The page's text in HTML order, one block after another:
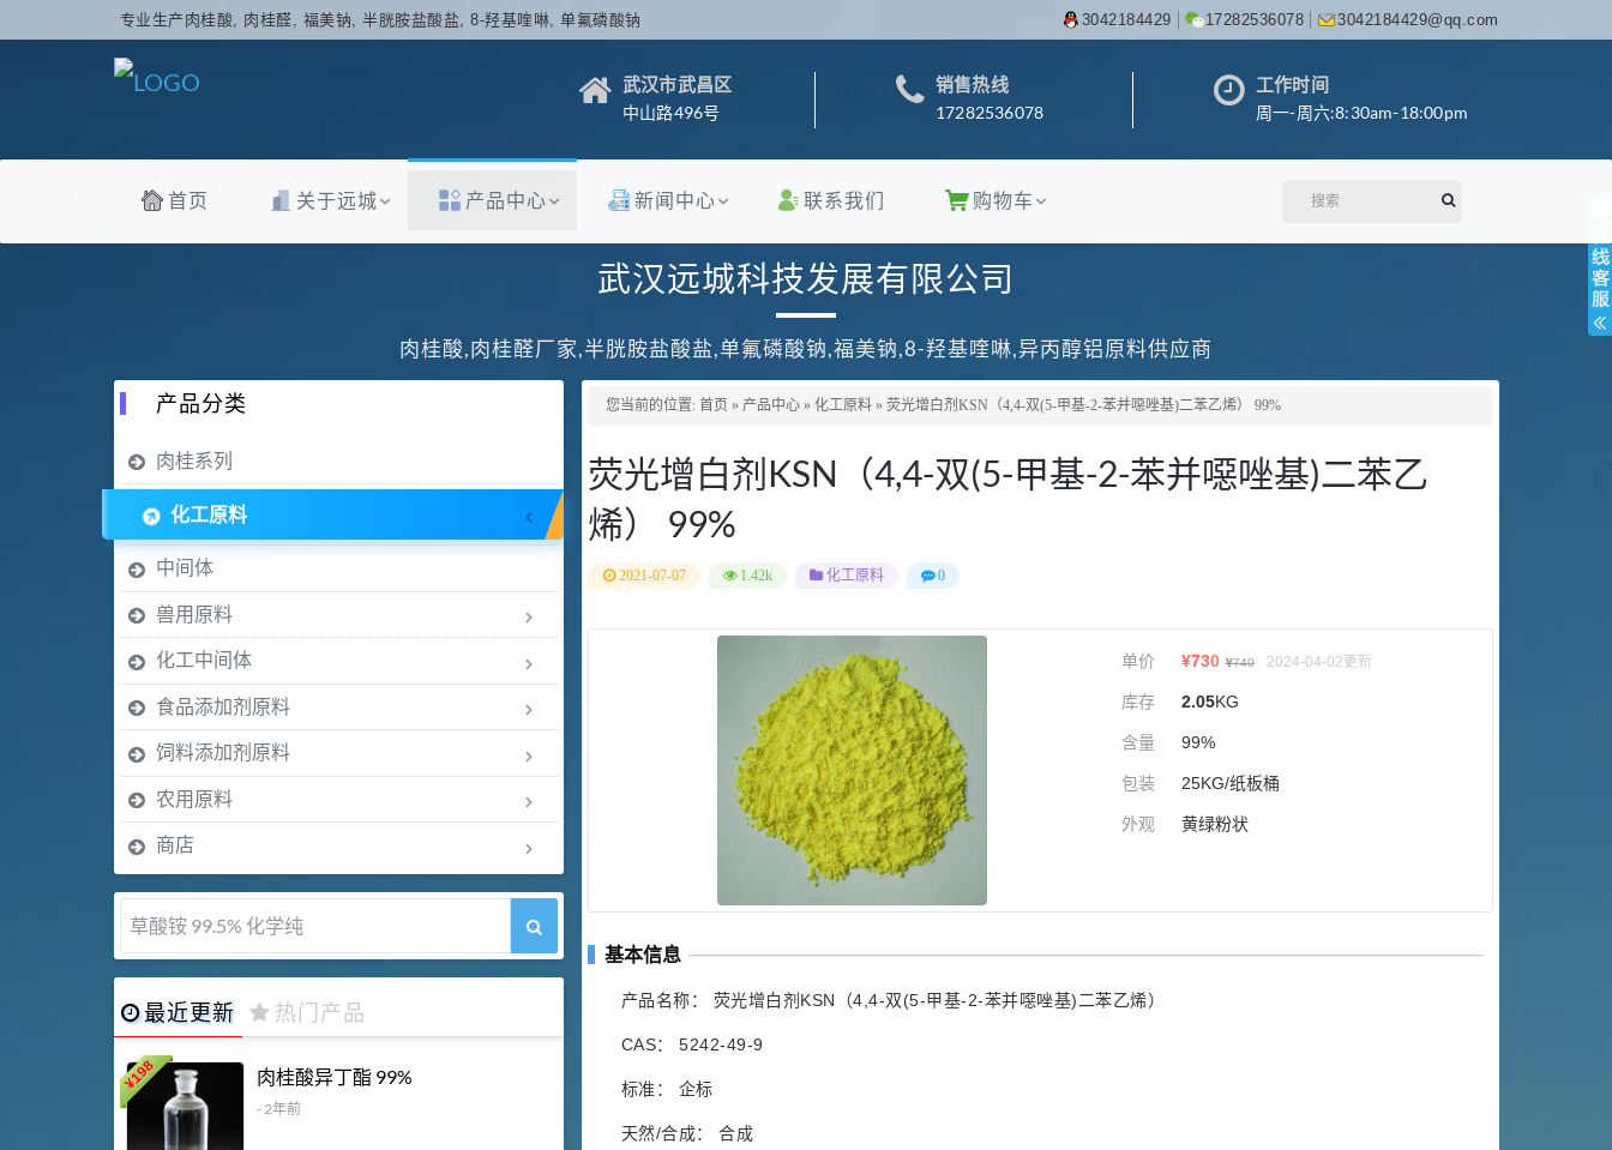
专业生产肉桂酸, 肉桂醛, 福美钠, 半胱胺盐酸盐, 8-羟基喹啉, 单氟磷酸钠 3042184429 17282536078 3042184429@qq.com
武汉市武昌区
中山路496号
销售热线
17282536078
工作时间
周一-周六:8:30am-18:00pm
首页 关于远城 产品中心 新闻中心 联系我们 购物车
武汉远城科技发展有限公司
肉桂酸,肉桂醛厂家,半胱胺盐酸盐,单氟磷酸钠,福美钠,8-羟基喹啉,异丙醇铝原料供应商
您当前的位置: 首页 » 产品中心 » 化工原料 » 荧光增白剂KSN（4,4-双(5-甲基-2-苯并噁唑基)二苯乙烯） 99%
荧光增白剂KSN（4,4-双(5-甲基-2-苯并噁唑基)二苯乙
烯） 99%
2021-07-07 1.42k 化工原料 0
单价 ¥730 ¥740 2024-04-02更新
库存 2.05KG
含量 99%
包装 25KG/纸板桶
外观 黄绿粉状
基本信息
产品名称： 荧光增白剂KSN（4,4-双(5-甲基-2-苯并噁唑基)二苯乙烯）
CAS： 5242-49-9
标准： 企标
天然/合成： 合成
产品分类
肉桂系列
化工原料
中间体
兽用原料
化工中间体
食品添加剂原料
饲料添加剂原料
农用原料
商店
5-甲氧基吲哚 98%
最近更新 热门产品
¥
198 肉桂酸异丁酯 99%
- 2年前